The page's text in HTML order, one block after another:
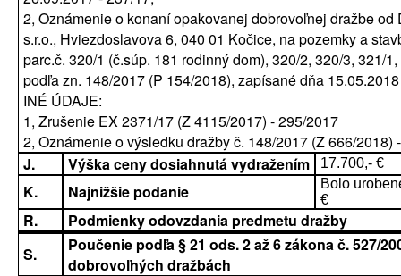
2, Oznámenie o konaní opakovanej dobrovoľnej dražbe od
s.r.o., Hviezdoslavova 6, 040 01 Kočice, na pozemky a
parc.č. 320/1 (č.súp. 181 rodinný dom), 320/2, 320/3, 321/
podľa zn. 148/2017 (P 154/2018), zapísané dňa
INÉ ÚDAJE:
1, Zrušenie EX 2371/17 (Z 4115/2017) - 295/2017
2, Oznámenie o výsledku dražby č. 148/2017 (Z 666/2018)
J.
Výška ceny dosiahnutá vydražením 17.700,- €
K. Najnižšie podanie
Bolo
€
R.
Podmienky odovzdania predmetu dražby
S.
Poučenie podľa § 21 ods. 2 až 6 zákona č. 527/
dobrovoľných dražbách